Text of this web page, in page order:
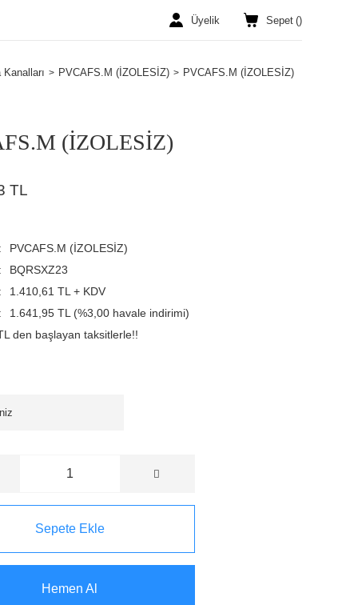
Üyelik Sepet ()
PVCAFS.M (İZOLESİZ) PVCAFS.M (İZOLESİZ)
(İZOLESİZ)
TL
PVCAFS.M (İZOLESİZ)
BQRSXZ23
1.410,61 TL + KDV
1.641,95 TL (%3,00 havale indirimi)
den başlayan taksitlerle!!
Sepete Ekle
Hemen Al